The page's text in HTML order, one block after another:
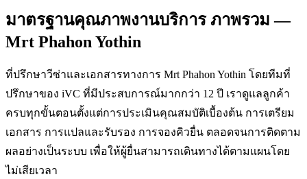
มาตรฐานคุณภาพงานบริการ ภาพรวม —
Mrt Phahon Yothin
ที่ปรึกษาวีซ่าและเอกสารทางการ Mrt Phahon Yothin โดยทีมที่
ปรึกษาของ iVC ที่มีประสบการณ์มากกว่า 12 ปี เราดูแลลูกค้า
ครบทุกขั้นตอนตั้งแต่การประเมินคุณสมบัติเบื้องต้น การเตรียม
เอกสาร การแปลและรับรอง การจองคิวยื่น ตลอดจนการติดตาม
ผลอย่างเป็นระบบ เพื่อให้ผู้ยื่นสามารถเดินทางได้ตามแผนโดย
ไม่เสียเวลา